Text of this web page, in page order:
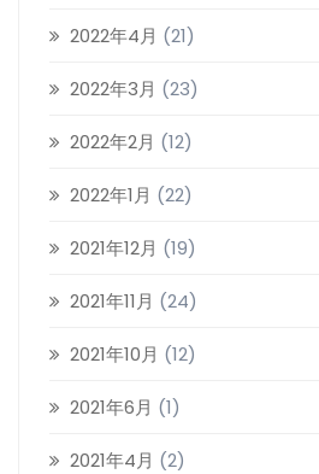
2022年4月 (21)
2022年3月 (23)
2022年2月 (12)
2022年1月 (22)
2021年12月 (19)
2021年11月 (24)
2021年10月 (12)
2021年6月 (1)
2021年4月 (2)